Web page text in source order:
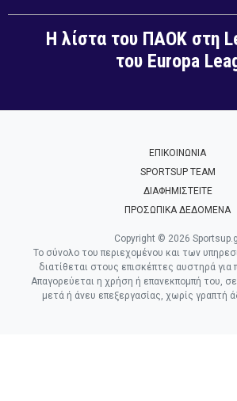
Η λίστα του ΠΑΟΚ στη
του Europa
ΕΠΙΚΟΙΝΩΝΙΑ
SPORTSUP TEAM
ΔΙΑΦΗΜΙΣΤΕΙΤΕ
ΠΡΟΣΩΠΙΚΑ ΔΕΔΟΜΕΝΑ
Copyright © 2026
Το σύνολο του περιεχομένου και των
διατίθεται στους επισκέπτες αυστηρά
Απαγορεύεται η χρήση ή επανεκπομπή του,
μετά ή άνευ επεξεργασίας, χωρίς γραπτή